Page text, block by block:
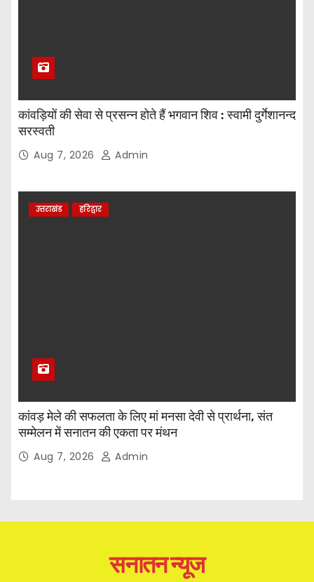
कांवड़ियों की सेवा से प्रसन्न होते हैं भगवान शिव : स्वामी दुर्गेशानन्द
सरस्वती
Aug 7, 2026 Admin
उत्तराखंड हरिद्वार
कांवड़ मेले की सफलता के लिए मां मनसा देवी से प्रार्थना, संत
सम्मेलन में सनातन की एकता पर मंथन
Aug 7, 2026 Admin
सनातन न्यूज